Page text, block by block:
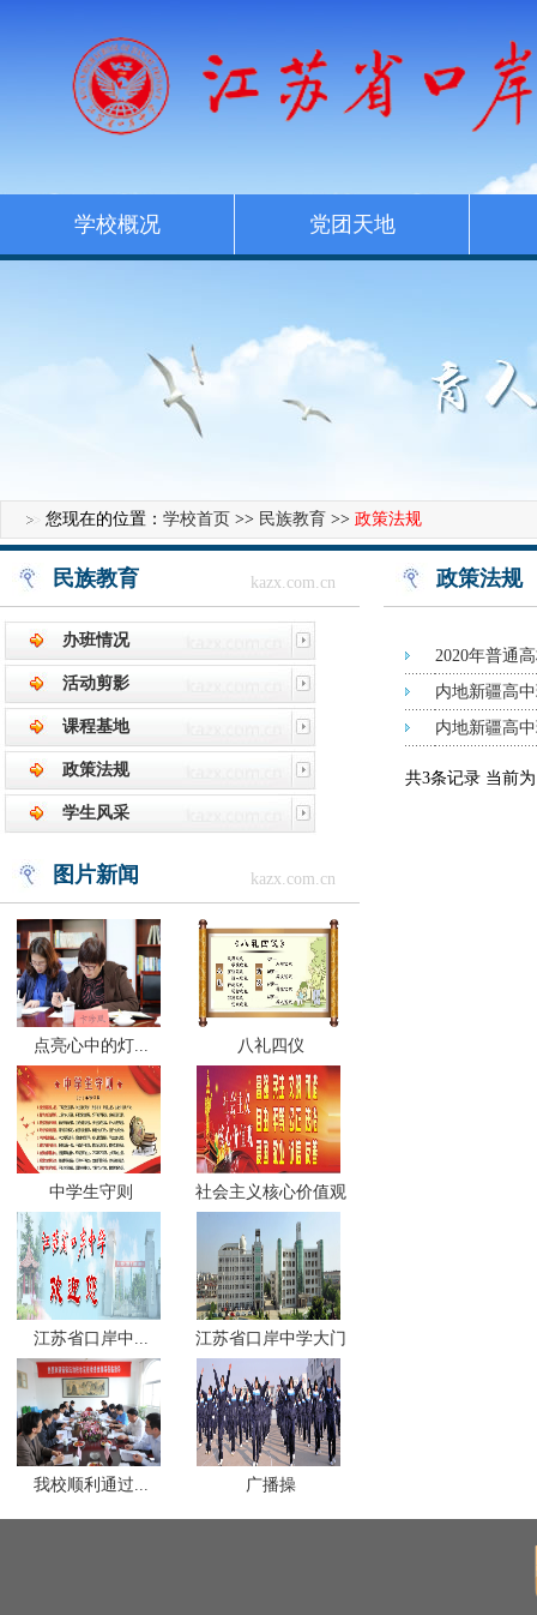
学校概况 党团天地
您现在的位置： 学校首页 >> 民族教育 >> 政策法规
民族教育 kazx.com.cn
办班情况
活动剪影
课程基地
政策法规
学生风采
图片新闻 kazx.com.cn
点亮心中的灯... 八礼四仪
中学生守则 社会主义核心价值观
江苏省口岸中... 江苏省口岸中学大门
我校顺利通过... 广播操
政策法规
2020年普通
内地新疆高
内地新疆高
共3条记录 当前